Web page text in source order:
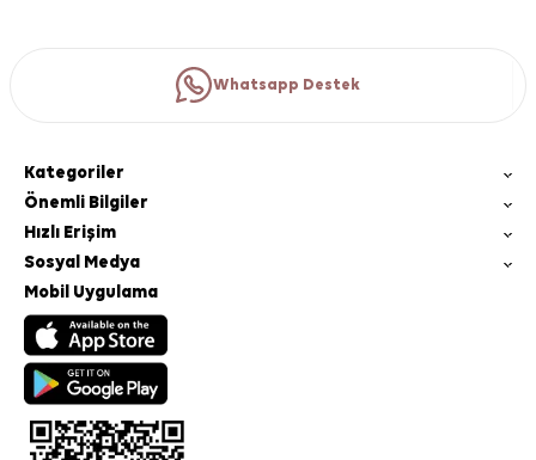
Whatsapp Destek
Kategoriler
Önemli Bilgiler
Hızlı Erişim
Sosyal Medya
Mobil Uygulama